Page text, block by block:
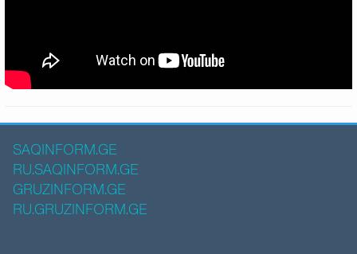
SAQINFORM.GE
RU.SAQINFORM.GE
GRUZINFORM.GE
RU.GRUZINFORM.GE